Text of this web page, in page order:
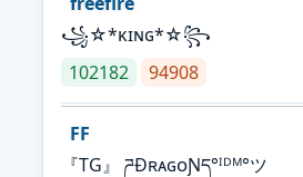
꧁☆*κɪɴɢ*☆꧂
102182
94908
FF
『TG』 ཌĐʀᴀɢᴏƝད°ᴵᴰᴹ°ツ